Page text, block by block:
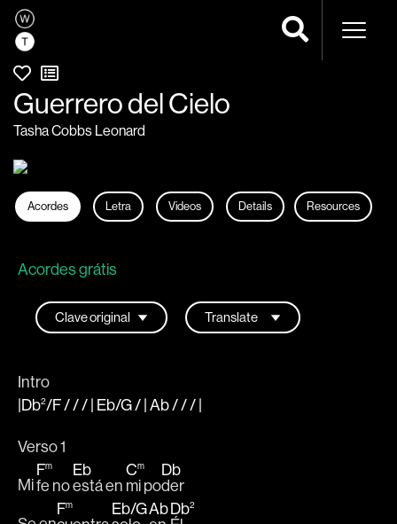
Guerrero del Cielo
Tasha Cobbs Leonard
Acordes Letra Videos Details Resources
Acordes grátis
Intro
|Db2/F/ / / | Eb/G/ | Ab/ / /
Verso 1
Mi
Fm
fe no
Eb
está en
Cm
mi po
Db
der
Fm Eb/GAbDb2